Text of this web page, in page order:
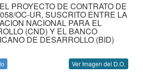
PROYECTO DE CONTRATO DE
OC-UR, SUSCRITO ENTRE LA
NACIONAL PARA EL
(CND) Y EL BANCO
DE DESARROLLO (BID)
Ver Imagen del D.O.